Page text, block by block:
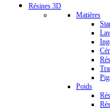
Résines 3D
Matières
Poids